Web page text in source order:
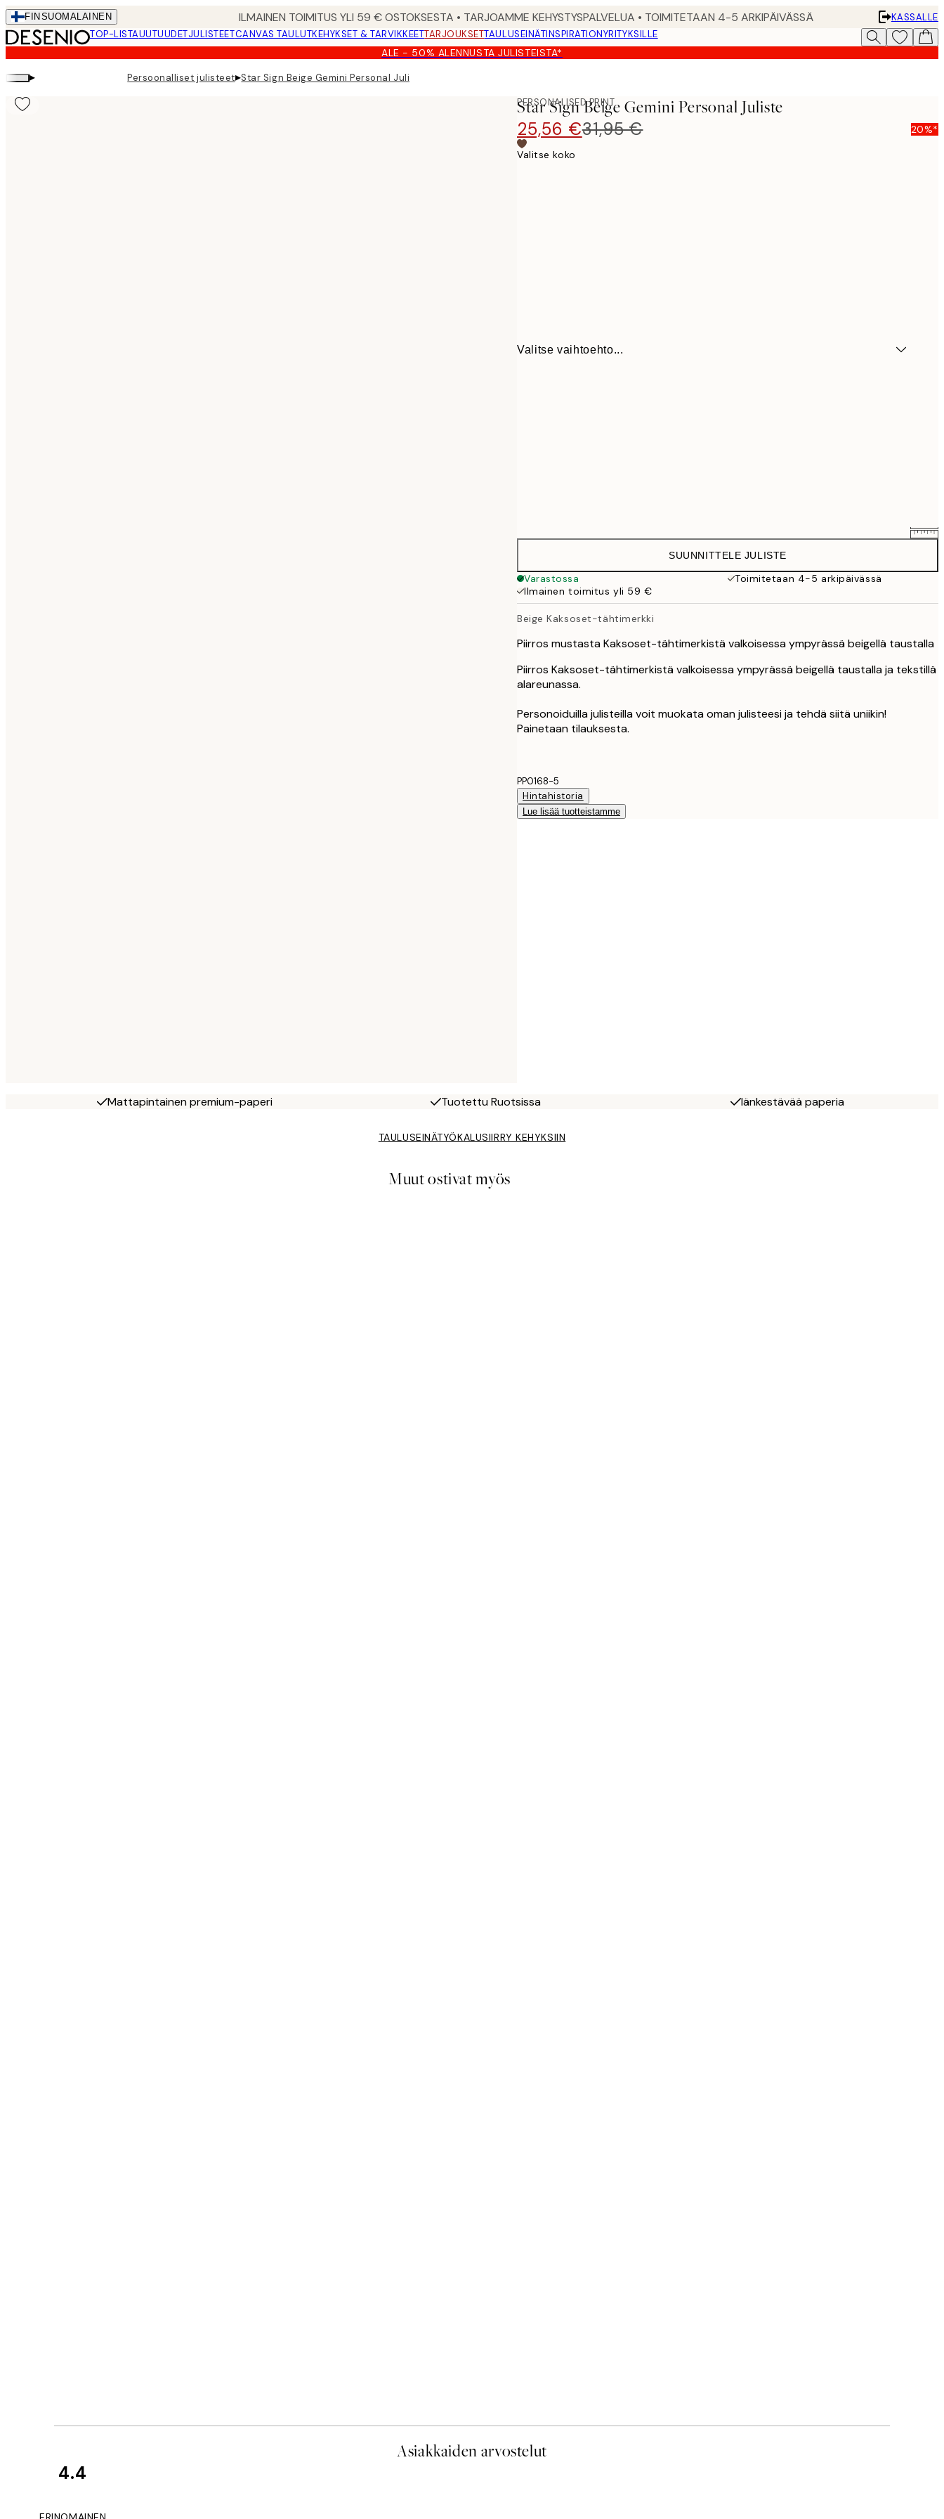
Skip
to
main
content.
FIN SUOMALAINEN ILMAINEN TOIMITUS YLI 59 € OSTOKSESTA • TARJOAMME KEHYSTYSPALVELUA • TOIMITETAAN 4-5 ARKIPÄIVÄSSÄ
KASSALLE
TOP-LISTAUUTUUDETJULISTEETCANVAS TAULUTKEHYKSET & TARVIKKEETTARJOUKSETTAULUSEINÄTINSPIRATIONYRITYKSILLE
ALE - 50% ALENNUSTA JULISTEISTA*
▸ Persoonalliset julisteet▸Star Sign Beige Gemini Personal Juliste
PERSONALISED PRINT
Star Sign Beige Gemini Personal Juliste
25,56 €31,95 € 20%*
Valitse koko
Valitse vaihtoehto...
31,95 €
41,95 €
SUUNNITTELE JULISTE
Varastossa
Toimitetaan 4-5 arkipäivässä
Ilmainen toimitus yli 59 €
Beige Kaksoset-tähtimerkki
Piirros mustasta Kaksoset-tähtimerkistä valkoisessa ympyrässä beigellä taustalla
Piirros Kaksoset-tähtimerkistä valkoisessa ympyrässä beigellä taustalla ja tekstillä
alareunassa.
Personoiduilla julisteilla voit muokata oman julisteesi ja tehdä siitä uniikin!
Painetaan tilauksesta.
PP0168-5
Hintahistoria
Lue lisää tuotteistamme
Mattapintainen premium-paperi Tuotettu Ruotsissa Iänkestävää paperia
TAULUSEINÄTYÖKALUSIIRRY KEHYKSIIN
Muut ostivat myös
Asiakkaiden arvostelut
4.4